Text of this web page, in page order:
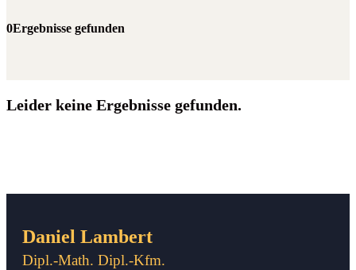
0Ergebnisse gefunden
Leider keine Ergebnisse gefunden.
Daniel Lambert
Dipl.-Math. Dipl.-Kfm.